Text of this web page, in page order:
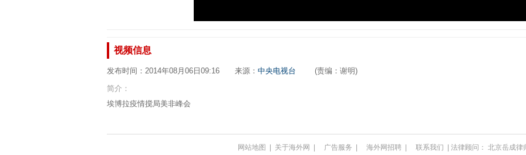
视频信息
发布时间：2014年08月06日09:16 来源： 中央电视台 (责编：谢明)
简介：
埃博拉疫情搅局美非峰会
网站地图 | 关于海外网 | 广告服务 | 海外网招聘 | 联系我们 | 法律顾问： 北京岳成律